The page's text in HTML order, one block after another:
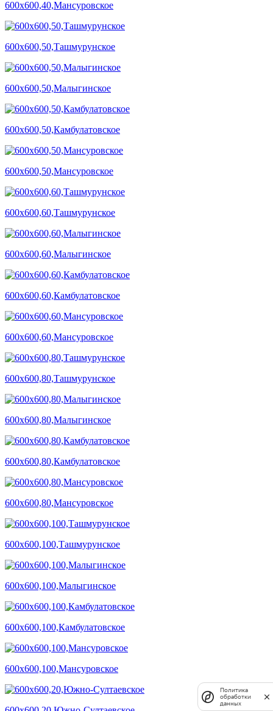
600х600,40,Мансуровское
600х600,50,Ташмурунское
600х600,50,Малыгинское
600х600,50,Камбулатовское
600х600,50,Мансуровское
600х600,60,Ташмурунское
600х600,60,Малыгинское
600х600,60,Камбулатовское
600х600,60,Мансуровское
600х600,80,Ташмурунское
600х600,80,Малыгинское
600х600,80,Камбулатовское
600х600,80,Мансуровское
600х600,100,Ташмурунское
600х600,100,Малыгинское
600х600,100,Камбулатовское
600х600,100,Мансуровское
Политика
обработки
данных